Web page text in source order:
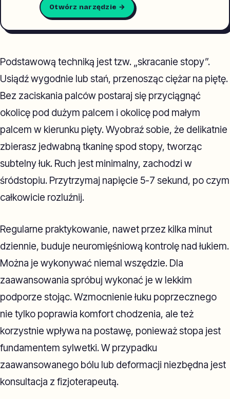
Otwórz narzędzie →
Podstawową techniką jest tzw. „skracanie stopy”.
Usiądź wygodnie lub stań, przenosząc ciężar na piętę.
Bez zaciskania palców postaraj się przyciągnąć
okolicę pod dużym palcem i okolicę pod małym
palcem w kierunku pięty. Wyobraź sobie, że delikatnie
zbierasz jedwabną tkaninę spod stopy, tworząc
subtelny łuk. Ruch jest minimalny, zachodzi w
śródstopiu. Przytrzymaj napięcie 5-7 sekund, po czym
całkowicie rozluźnij.
Regularne praktykowanie, nawet przez kilka minut
dziennie, buduje neuromięśniową kontrolę nad łukiem.
Można je wykonywać niemal wszędzie. Dla
zaawansowania spróbuj wykonać je w lekkim
podporze stojąc. Wzmocnienie łuku poprzecznego
nie tylko poprawia komfort chodzenia, ale też
korzystnie wpływa na postawę, ponieważ stopa jest
fundamentem sylwetki. W przypadku
zaawansowanego bólu lub deformacji niezbędna jest
konsultacja z fizjoterapeutą.